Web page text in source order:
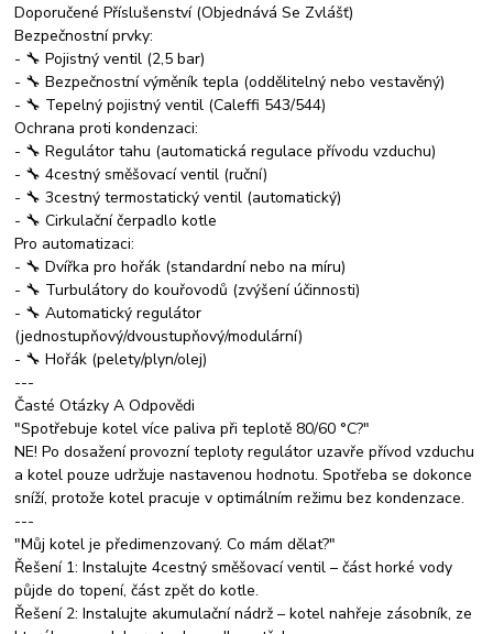
Doporučené Příslušenství (Objednává Se Zvlášť)
Bezpečnostní prvky:
- 🔧 Pojistný ventil (2,5 bar)
- 🔧 Bezpečnostní výměník tepla (oddělitelný nebo vestavěný)
- 🔧 Tepelný pojistný ventil (Caleffi 543/544)
Ochrana proti kondenzaci:
- 🔧 Regulátor tahu (automatická regulace přívodu vzduchu)
- 🔧 4cestný směšovací ventil (ruční)
- 🔧 3cestný termostatický ventil (automatický)
- 🔧 Cirkulační čerpadlo kotle
Pro automatizaci:
- 🔧 Dvířka pro hořák (standardní nebo na míru)
- 🔧 Turbulátory do kouřovodů (zvýšení účinnosti)
- 🔧 Automatický regulátor
(jednostupňový/dvoustupňový/modulární)
- 🔧 Hořák (pelety/plyn/olej)
---
Časté Otázky A Odpovědi
"Spotřebuje kotel více paliva při teplotě 80/60 °C?"
NE! Po dosažení provozní teploty regulátor uzavře přívod vzduchu
a kotel pouze udržuje nastavenou hodnotu. Spotřeba se dokonce
sníží, protože kotel pracuje v optimálním režimu bez kondenzace.
---
"Můj kotel je předimenzovaný. Co mám dělat?"
Řešení 1: Instalujte 4cestný směšovací ventil – část horké vody
půjde do topení, část zpět do kotle.
Řešení 2: Instalujte akumulační nádrž – kotel nahřeje zásobník, ze